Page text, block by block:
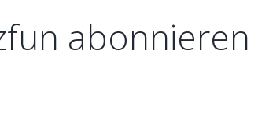
abonnieren